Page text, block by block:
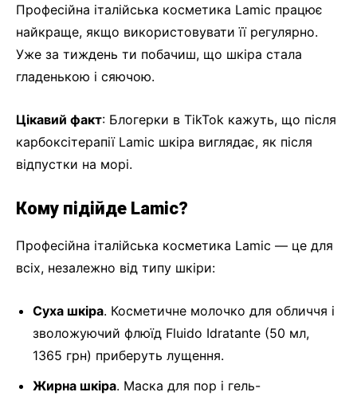
Професійна італійська косметика Lamic працює
найкраще, якщо використовувати її регулярно.
Уже за тиждень ти побачиш, що шкіра стала
гладенькою і сяючою.
Цікавий факт: Блогерки в TikTok кажуть, що після
карбоксітерапії Lamic шкіра виглядає, як після
відпустки на морі.
Кому підійде Lamic?
Професійна італійська косметика Lamic — це для
всіх, незалежно від типу шкіри:
Суха шкіра. Косметичне молочко для обличчя і
зволожуючий флюїд Fluido Idratante (50 мл,
1365 грн) приберуть лущення.
Жирна шкіра. Маска для пор і гель-